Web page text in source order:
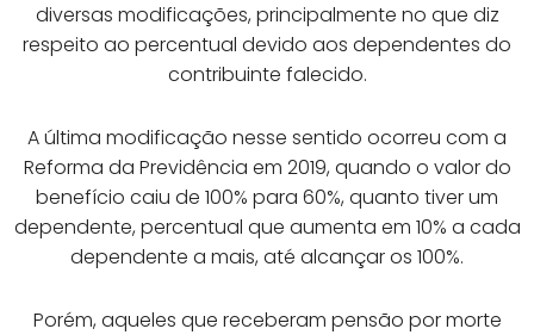
diversas modificações, principalmente no que diz
respeito ao percentual devido aos dependentes do
contribuinte falecido.
A última modificação nesse sentido ocorreu com a
Reforma da Previdência em 2019, quando o valor do
benefício caiu de 100% para 60%, quanto tiver um
dependente, percentual que aumenta em 10% a cada
dependente a mais, até alcançar os 100%.
Porém, aqueles que receberam pensão por morte